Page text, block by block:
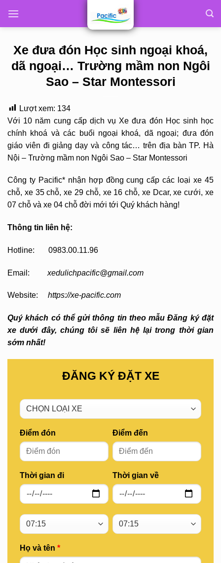
Xe đưa đón Học sinh ngoại khoá,
dã ngoại… Trường mầm non Ngôi
Sao – Star Montessori
Lượt xem: 134
Với 10 năm cung cấp dịch vụ Xe đưa đón Học sinh học
chính khoá và các buổi ngoại khoá, dã ngoại; đưa đón
giáo viên đi giảng dạy và công tác… trên địa bàn TP. Hà
Nội – Trường mầm non Ngôi Sao – Star Montessori
Công ty Pacific* nhận hợp đồng cung cấp các loại xe 45
chỗ, xe 35 chỗ, xe 29 chỗ, xe 16 chỗ, xe Dcar, xe cưới, xe
07 chỗ và xe 04 chỗ đời mới tới Quý khách hàng!
Thông tin liên hệ:
Hotline: 0983.00.11.96
Email: xedulichpacific@gmail.com
Website: https://xe-pacific.com
Quý khách có thể gửi thông tin theo mẫu Đăng ký đặt
xe dưới đây, chúng tôi sẽ liên hệ lại trong thời gian
sớm nhất!
ĐĂNG KÝ ĐẶT XE
Điểm đón
Thời gian đi
Điểm đến
Thời gian về
Họ và tên *